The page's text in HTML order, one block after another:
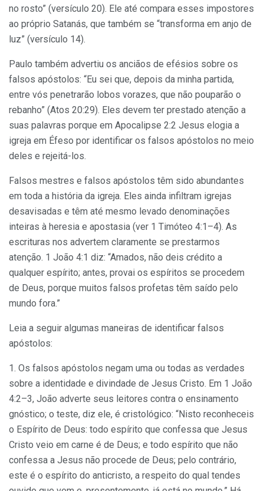
no rosto” (versículo 20). Ele até compara esses impostores
ao próprio Satanás, que também se “transforma em anjo de
luz” (versículo 14).
Paulo também advertiu os anciãos de efésios sobre os
falsos apóstolos: “Eu sei que, depois da minha partida,
entre vós penetrarão lobos vorazes, que não pouparão o
rebanho” (Atos 20:29). Eles devem ter prestado atenção a
suas palavras porque em Apocalipse 2:2 Jesus elogia a
igreja em Éfeso por identificar os falsos apóstolos no meio
deles e rejeitá-los.
Falsos mestres e falsos apóstolos têm sido abundantes
em toda a história da igreja. Eles ainda infiltram igrejas
desavisadas e têm até mesmo levado denominações
inteiras à heresia e apostasia (ver 1 Timóteo 4:1–4). As
escrituras nos advertem claramente se prestarmos
atenção. 1 João 4:1 diz: “Amados, não deis crédito a
qualquer espírito; antes, provai os espíritos se procedem
de Deus, porque muitos falsos profetas têm saído pelo
mundo fora.”
Leia a seguir algumas maneiras de identificar falsos
apóstolos:
1. Os falsos apóstolos negam uma ou todas as verdades
sobre a identidade e divindade de Jesus Cristo. Em 1 João
4:2–3, João adverte seus leitores contra o ensinamento
gnóstico; o teste, diz ele, é cristológico: “Nisto reconheceis
o Espírito de Deus: todo espírito que confessa que Jesus
Cristo veio em carne é de Deus; e todo espírito que não
confessa a Jesus não procede de Deus; pelo contrário,
este é o espírito do anticristo, a respeito do qual tendes